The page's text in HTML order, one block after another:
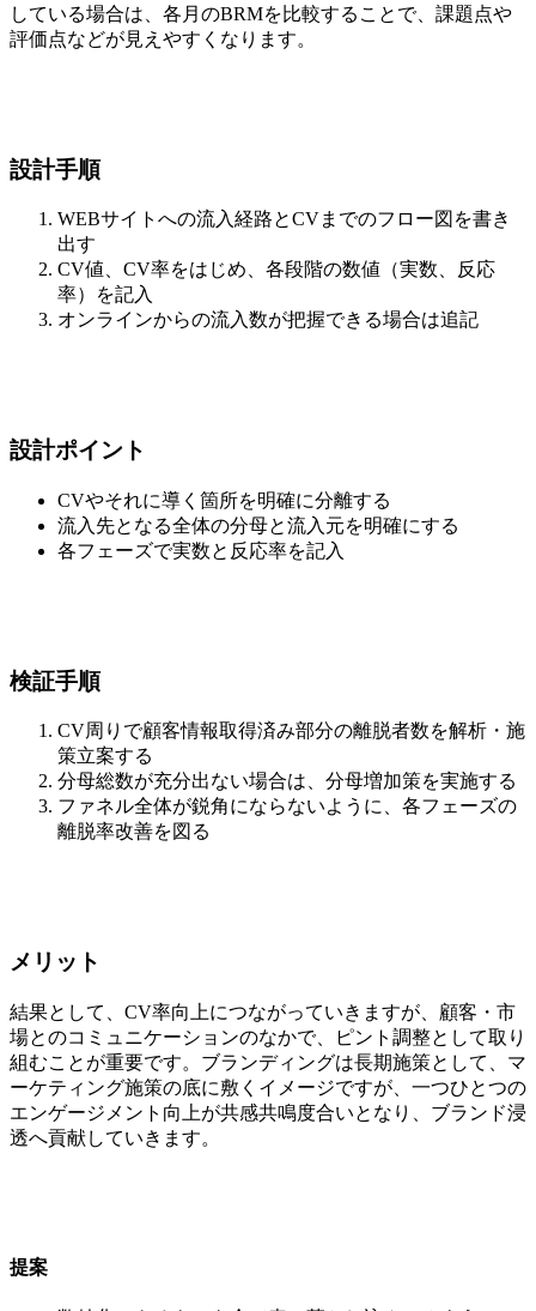
している場合は、各月のBRMを比較することで、課題点や
評価点などが見えやすくなります。
設計手順
WEBサイトへの流入経路とCVまでのフロー図を書き
出す
CV値、CV率をはじめ、各段階の数値（実数、反応
率）を記入
オンラインからの流入数が把握できる場合は追記
設計ポイント
CVやそれに導く箇所を明確に分離する
流入先となる全体の分母と流入元を明確にする
各フェーズで実数と反応率を記入
検証手順
CV周りで顧客情報取得済み部分の離脱者数を解析・施
策立案する
分母総数が充分出ない場合は、分母増加策を実施する
ファネル全体が鋭角にならないように、各フェーズの
離脱率改善を図る
メリット
結果として、CV率向上につながっていきますが、顧客・市
場とのコミュニケーションのなかで、ピント調整として取り
組むことが重要です。ブランディングは長期施策として、マ
ーケティング施策の底に敷くイメージですが、一つひとつの
エンゲージメント向上が共感共鳴度合いとなり、ブランド浸
透へ貢献していきます。
提案